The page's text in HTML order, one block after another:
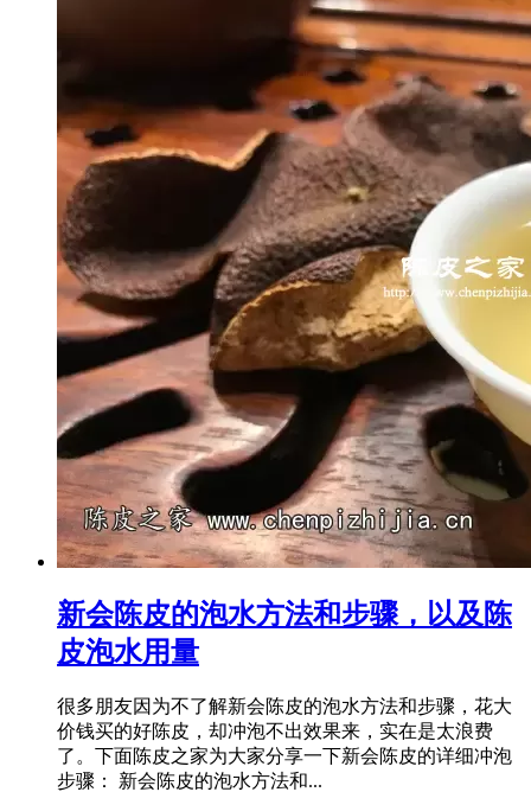
新会陈皮的泡水方法和步骤，以及陈
皮泡水用量
很多朋友因为不了解新会陈皮的泡水方法和步骤，花大
价钱买的好陈皮，却冲泡不出效果来，实在是太浪费
了。下面陈皮之家为大家分享一下新会陈皮的详细冲泡
步骤： 新会陈皮的泡水方法和...